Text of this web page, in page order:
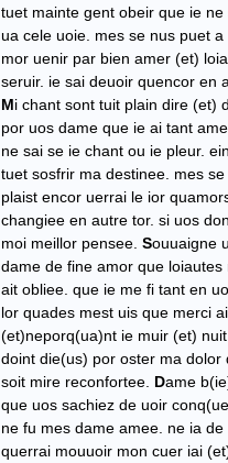
tuet mainte gent obeir que ie
ua cele uoie. mes se nus puet a
mor uenir par bien amer (et)
seruir. ie sai deuoir quencor en
Mi chant sont tuit plain dire (et)
por uos dame que ie ai tant
ne sai se ie chant ou ie pleur.
tuet sosfrir ma destinee. mes se
plaist encor uerrai le ior
changiee en autre tor. si uos
moi meillor pensee. Souuaigne
dame de fine amor que loiautes
ait obliee. que ie me fi tant en
lor quades mest uis que merci
(et)neporq(ua)nt ie muir (et)
doint die(us) por oster ma dolor
soit mire reconfortee. Dame
que uos sachiez de uoir
ne fu mes dame amee. ne ia de
querrai mouuoir mon cuer iai